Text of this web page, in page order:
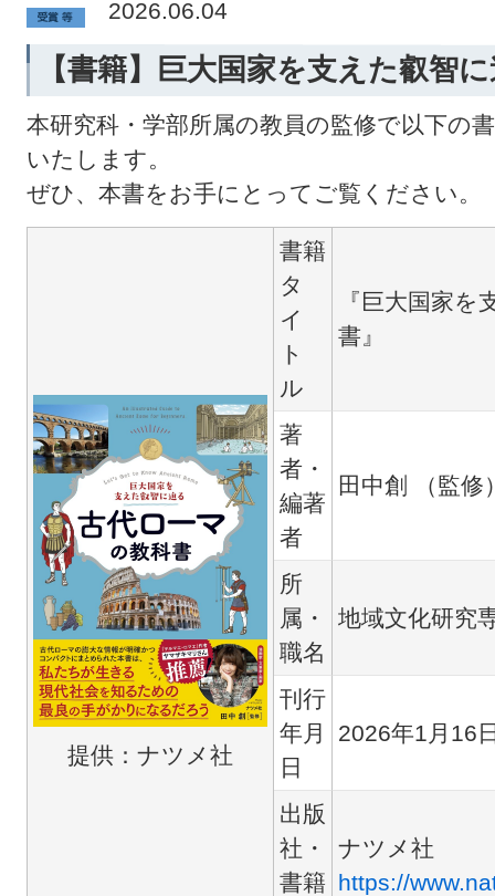
2026.06.04
【書籍】巨大国家を支えた叡智
本研究科・学部所属の教員の監修で以下の
いたします。
ぜひ、本書をお手にとってご覧ください。
提供：ナツメ社
書籍
タ
イ
ト
ル
『巨大国家
書』
著
者・
編著
者
田中創 （監修
所
属・
職名
地域文化研究
刊行
年月
日
2026年1月16
出版
社・
書籍
ナツメ社
https://